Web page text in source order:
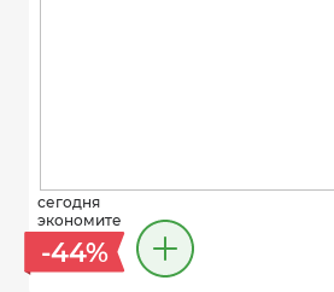
сегодня
экономите
-44%